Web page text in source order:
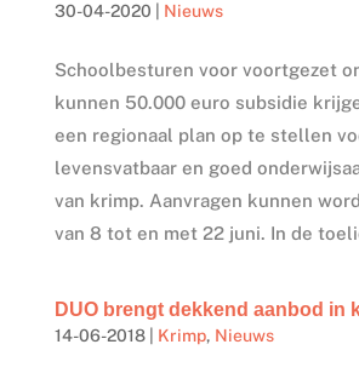
30-04-2020 Nieuws
Schoolbesturen voor voortgezet
kunnen 50.000 euro subsidie
een regionaal plan op te stellen
levensvatbaar en goed
van krimp. Aanvragen kunnen
van 8 tot en met 22 juni. In de
DUO brengt dekkend aanbod in
14-06-2018| Krimp, Nieuws